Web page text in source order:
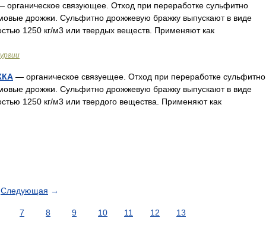
органическое связующее. Отход при переработке сульфитно
дрожжи. Сульфитно дрожжевую бражку выпускают в виде
1250 кг/м3 или твердых веществ. Применяют как
— органическое связуещее. Отход при переработке сульфитно
дрожжи. Сульфитно дрожжевую бражку выпускают в виде
1250 кг/м3 или твердого вещества. Применяют как
Следующая →
7 8 9 10 11 12 13